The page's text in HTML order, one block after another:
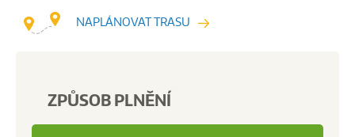
NAPLÁNOVAT TRASU
ZPŮSOB PLNĚNÍ